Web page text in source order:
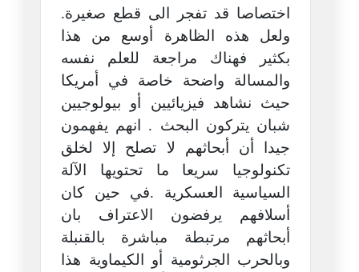
اختصاصا قد تفجر الى قطع صغيرة.
ولعل هذه الظاهرة أوسع من هذا
بكثير فهناك مراجعة للعلم نفسه
والمسالة واضحة خاصة في أمريكا
حيث نشاهد فيزيائيين أو بيولوجيين
شبان يتركون البحث . انهم يفهمون
جيدا أن أبحاثهم لا تصلح إلا لخلق
تكنولوجيا سريعا ما تحتويها الآلة
السياسية العسكرية .في حين كان
أسلافهم يرفضون الاعتراف بان
أبحاثهم مرتبطة مباشرة بالقنبلة
وبالحرب الجرثومية أو الكيماوية هذا